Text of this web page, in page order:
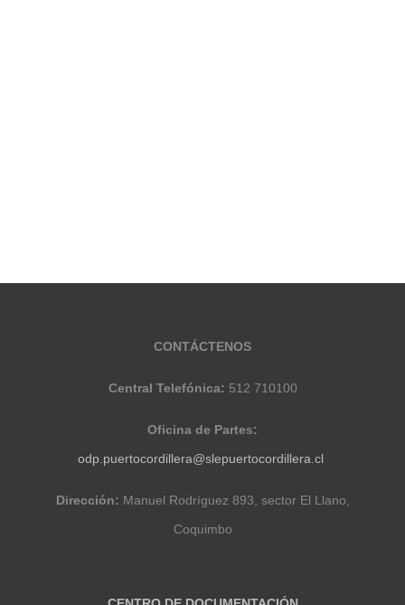
CONTÁCTENOS
Central Telefónica: 512 710100
Oficina de Partes:
odp.puertocordillera@slepuertocordillera.cl
Dirección: Manuel Rodríguez 893, sector El Llano,
Coquimbo